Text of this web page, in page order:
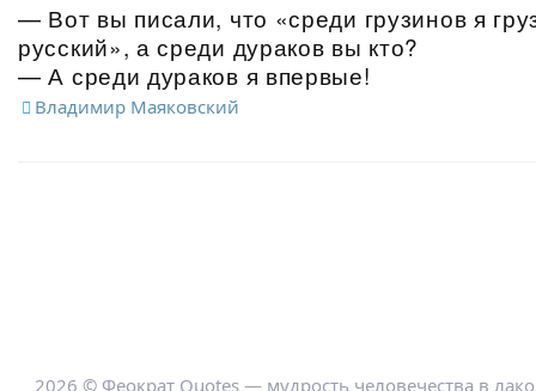
— Вот вы писали, что «среди грузинов я
русский», а среди дураков вы кто?
— А среди дураков я впервые!
Владимир Маяковский
2026 © Феократ Quotes — мудрость человечества в